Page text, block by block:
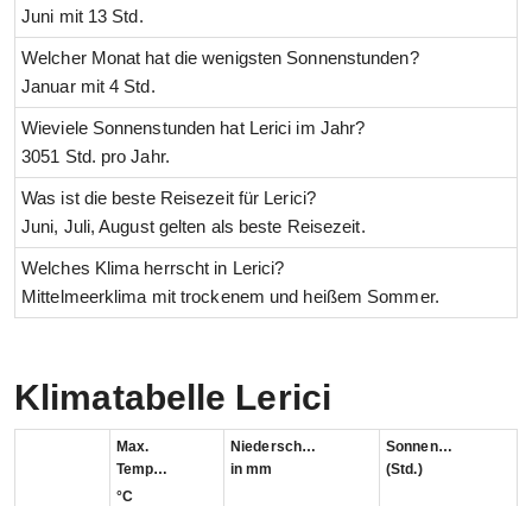
Juni mit 13 Std.
Welcher Monat hat die wenigsten Sonnenstunden?
Januar mit 4 Std.
Wieviele Sonnenstunden hat Lerici im Jahr?
3051 Std. pro Jahr.
Was ist die beste Reisezeit für Lerici?
Juni, Juli, August gelten als beste Reisezeit.
Welches Klima herrscht in Lerici?
Mittelmeerklima mit trockenem und heißem Sommer.
Klimatabelle Lerici
Max.
Temperatur
°C
Niederschlag
in mm
Sonnenstunden
(Std.)